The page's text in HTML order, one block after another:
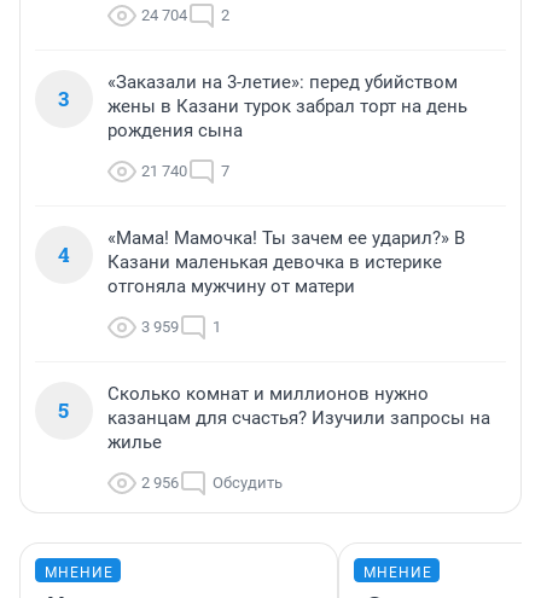
24 704 2
3
«Заказали на 3-летие»: перед убийством
жены в Казани турок забрал торт на день
рождения сына
21 740 7
4
«Мама! Мамочка! Ты зачем ее ударил?» В
Казани маленькая девочка в истерике
отгоняла мужчину от матери
3 959 1
5
Сколько комнат и миллионов нужно
казанцам для счастья? Изучили запросы на
жилье
2 956 Обсудить
МНЕНИЕ МНЕНИЕ